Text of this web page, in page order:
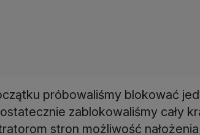
próbowaliśmy blokować
zablokowaliśmy cały
stron możliwość